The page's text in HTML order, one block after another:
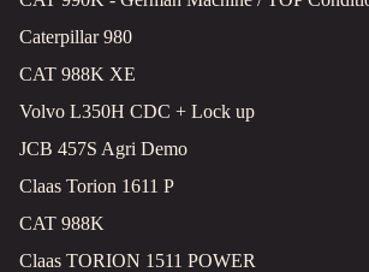
Caterpillar 980
CAT 988K XE
Volvo L350H CDC + Lock up
JCB 457S Agri Demo
Claas Torion 1611 P
CAT 988K
Claas TORION 1511 POWER